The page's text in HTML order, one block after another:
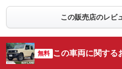
この販売店のレビ
無料 この車両に関する